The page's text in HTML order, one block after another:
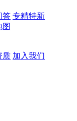
答 专精特新
图
质 加入我们